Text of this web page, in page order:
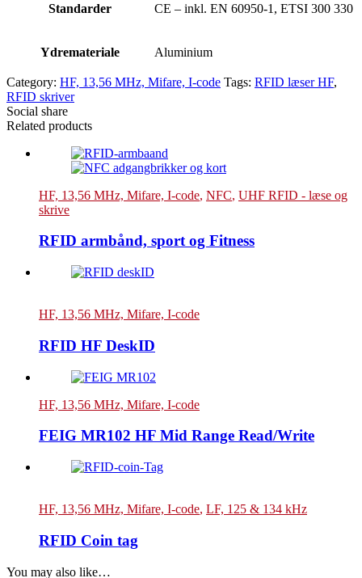
Standarder CE – inkl. EN 60950-1, ETSI 300 330
Ydremateriale Aluminium
Category: HF, 13,56 MHz, Mifare, I-code Tags: RFID læser HF,
RFID skriver
Social share
Related products
HF, 13,56 MHz, Mifare, I-code, NFC, UHF RFID - læse og
skrive
RFID armbånd, sport og Fitness
HF, 13,56 MHz, Mifare, I-code
RFID HF DeskID
HF, 13,56 MHz, Mifare, I-code
FEIG MR102 HF Mid Range Read/Write
HF, 13,56 MHz, Mifare, I-code, LF, 125 & 134 kHz
RFID Coin tag
You may also like…